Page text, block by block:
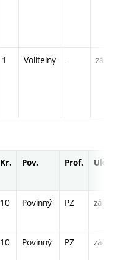
1 Volitelný - zá
Kr. Pov. Prof. Uk.
10 Povinný PZ zá
10 Povinný PZ zá